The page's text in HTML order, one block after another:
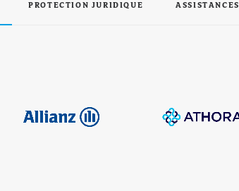
PROTECTION JURIDIQUE ASSISTANCES